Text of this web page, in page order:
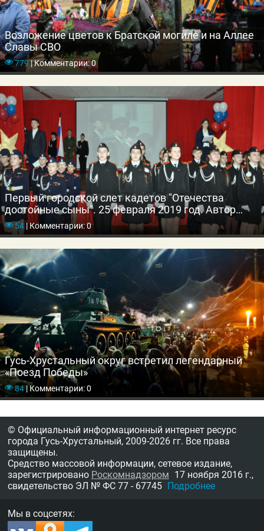
Возложение цветов к Братской могиле и на Аллее
Славы СВО
779|Комментарии: 0
Первый городской слет кадетов "Отечества
достойные сыны". 25 февраля 2019 год. Автор
фото: Юрий Смирнов
54 |Комментарии: 0
Гусь-Хрустальный округ встретил легендарный
«Поезд Победы»
84|Комментарии: 0
© Официальный информационный интернет ресурс
города Гусь-Хрустальный, 2009-2026 гг. Все права
защищены.
Средство массовой информации, сетевое издание,
зарегистрировано Роскомнадзором 17 ноября 2016 г.,
свидетельство ЭЛ № ФС 77 - 67745 Подробнее
Мы в соцсетях: